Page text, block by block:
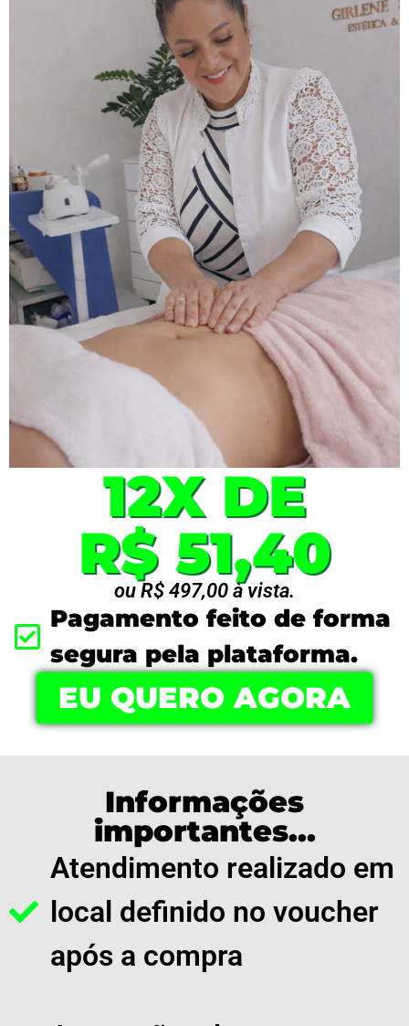
12X DE
R$ 51,40
ou R$ 497,00 à vista.
Pagamento feito de forma
segura pela plataforma.
EU QUERO AGORA
Informações
importantes...
Atendimento realizado em
local definido no voucher
após a compra